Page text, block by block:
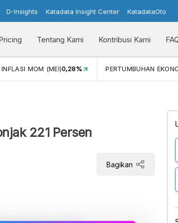
D-Insights Katadata Insight Center KatadataOto
Tentang Kami Kontribusi Kami
INFLASI MOM (MEI)0,28% PERTUMBUHAN
221 Persen
Bagikan